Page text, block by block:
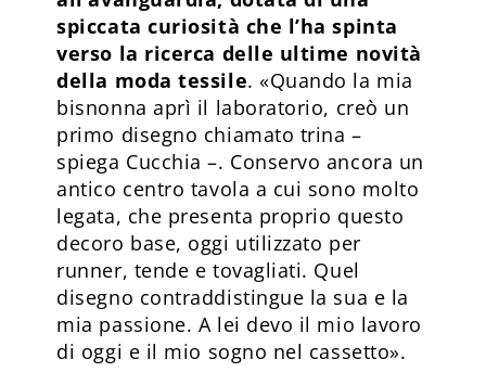
spiccata curiosità che l’ha spinta
verso la ricerca delle ultime novità
della moda tessile. «Quando la mia
bisnonna aprì il laboratorio, creò un
primo disegno chiamato trina –
spiega Cucchia –. Conservo ancora un
antico centro tavola a cui sono molto
legata, che presenta proprio questo
decoro base, oggi utilizzato per
runner, tende e tovagliati. Quel
disegno contraddistingue la sua e la
mia passione. A lei devo il mio lavoro
di oggi e il mio sogno nel cassetto».